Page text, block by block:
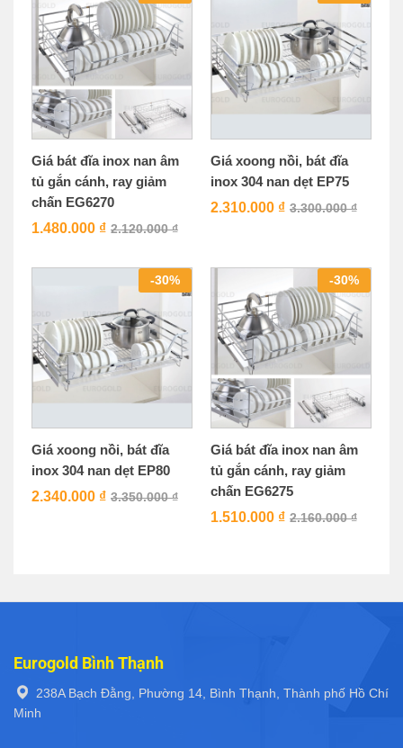
Giá bát đĩa inox nan âm
tủ gắn cánh, ray giảm
chấn EG6270
1.480.000 ₫ 2.120.000₫
Giá xoong nồi, bát đĩa
inox 304 nan dẹt EP75
2.310.000 ₫ 3.300.000₫
-30%
Giá xoong nồi, bát đĩa
inox 304 nan dẹt EP80
2.340.000 ₫ 3.350.000₫
-30%
Giá bát đĩa inox nan âm
tủ gắn cánh, ray giảm
chấn EG6275
1.510.000 ₫ 2.160.000₫
Eurogold Bình Thạnh
238A Bạch Đằng, Phường 14, Bình Thạnh, Thành phố Hồ Chí
Minh